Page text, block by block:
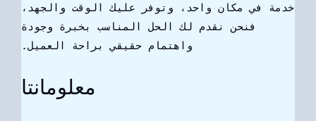
خدمة في مكان واحد، وتوفر عليك الوقت والجهد،
فنحن نقدم لك الحل المناسب بخبرة وجودة
واهتمام حقيقي براحة العميل.
معلومانتا